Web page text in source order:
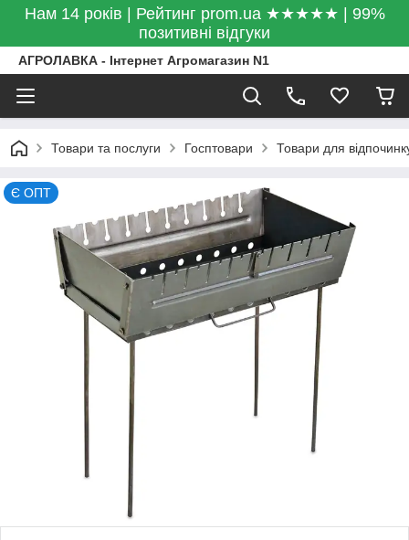
Нам 14 років | Рейтинг prom.ua ★★★★★ | 99%
позитивні відгуки
АГРОЛАВКА - Інтернет Агромагазин N1
Товари та послуги Госптовари Товари для
Є ОПТ